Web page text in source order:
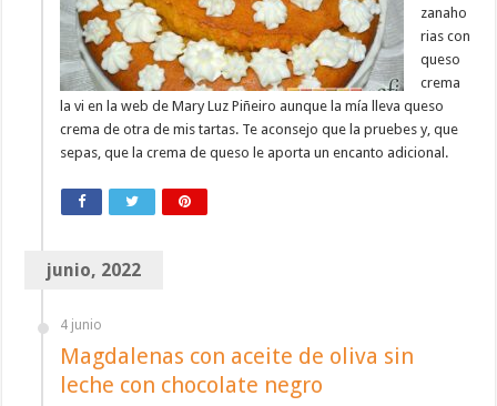
zanaho
rias con
queso
crema
la vi en la web de Mary Luz Piñeiro aunque la mía lleva queso
crema de otra de mis tartas. Te aconsejo que la pruebes y, que
sepas, que la crema de queso le aporta un encanto adicional.
junio, 2022
4 junio
Magdalenas con aceite de oliva sin
leche con chocolate negro